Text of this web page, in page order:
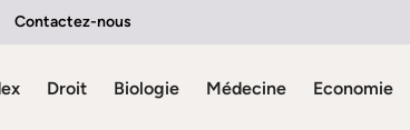
Contactez-nous
Droit Biologie Médecine Economie